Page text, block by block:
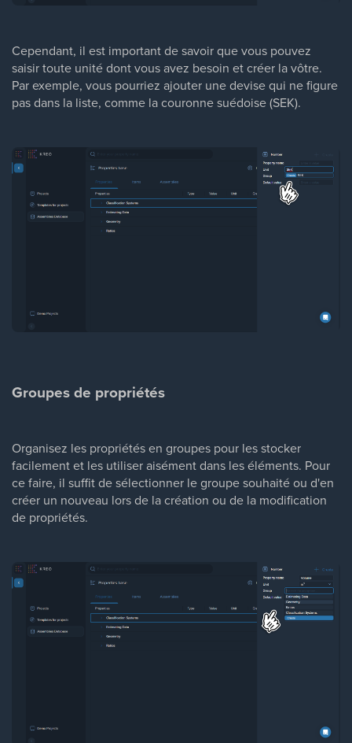
Cependant, il est important de savoir que vous pouvez
saisir toute unité dont vous avez besoin et créer la vôtre.
Par exemple, vous pourriez ajouter une devise qui ne figure
pas dans la liste, comme la couronne suédoise (SEK).
Groupes de propriétés
Organisez les propriétés en groupes pour les stocker
facilement et les utiliser aisément dans les éléments. Pour
ce faire, il suffit de sélectionner le groupe souhaité ou d'en
créer un nouveau lors de la création ou de la modification
de propriétés.